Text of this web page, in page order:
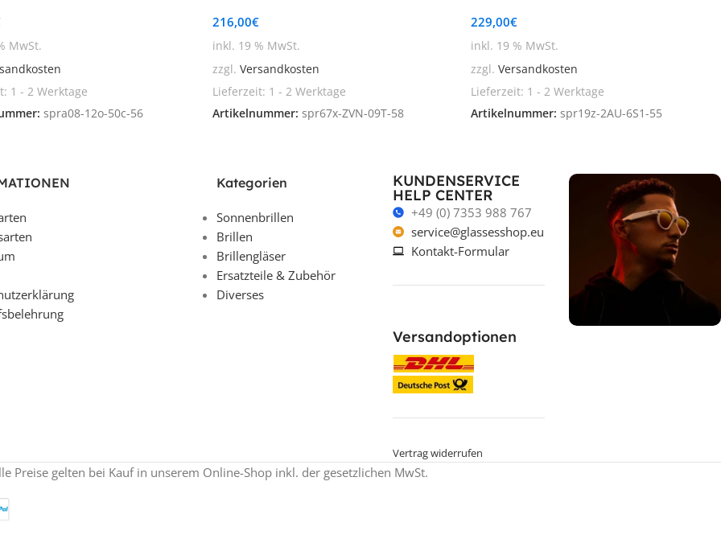
MwSt.
1 - 2 Werktage
spra08-12o-50c-56
216,00€
inkl. 19 % MwSt.
zzgl. Versandkosten
Lieferzeit: 1 - 2 Werktage
Artikelnummer: spr67x-ZVN-09T-58
229,00€
inkl. 19 % MwSt.
zzgl. Versandkosten
Lieferzeit: 1 - 2 Werktage
Artikelnummer: spr19z-2AU-6S1-55
Kategorien
Sonnenbrillen
Brillen
Brillengläser
Ersatzteile & Zubehör
Diverses
KUNDENSERVICE
HELP CENTER
+49 (0) 7353 988 767
service@glassesshop.eu
Kontakt-Formular
Versandoptionen
Vertrag widerrufen
Preise gelten bei Kauf in unserem Online-Shop inkl. der gesetzlichen MwSt.